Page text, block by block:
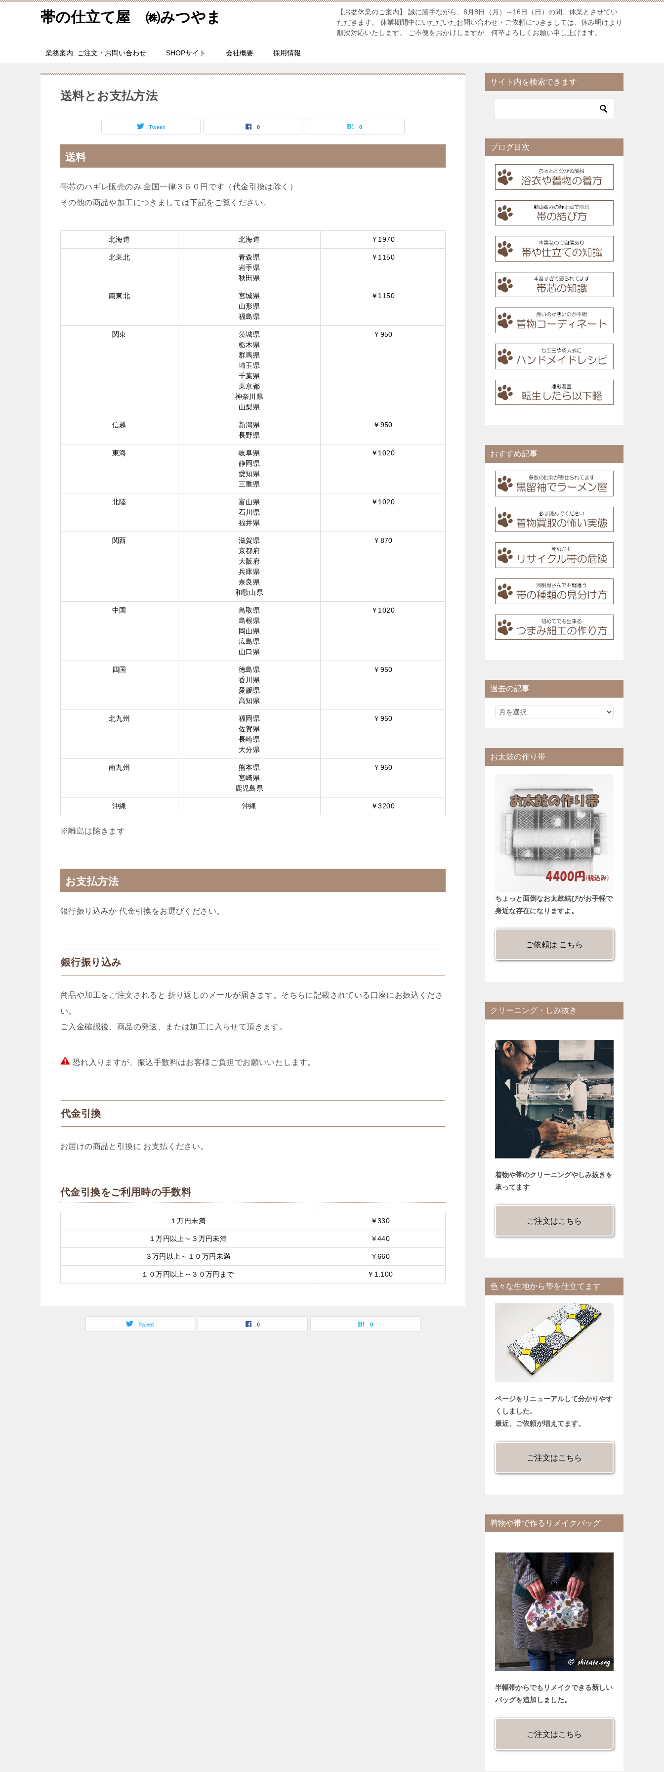
帯の仕立て屋 ㈱みつやま
【お盆休業のご案内】 誠に勝手ながら、8月8日（月）～16日（日）の間、休業とさせてい
ただきます。 休業期間中にいただいたお問い合わせ・ご依頼につきましては、休み明けより
順次対応いたします。 ご不便をおかけしますが、何卒よろしくお願い申し上げます。
業務案内. ご注文・お問い合わせ SHOPサイト 会社概要 採用情報
送料とお支払方法
Tweet 0 0
送料
帯芯のハギレ販売のみ 全国一律３６０円です（代金引換は除く）
その他の商品や加工につきましては下記をご覧ください。
北海道 北海道 ￥1970
北東北
青森県
岩手県
秋田県
￥1150
南東北
宮城県
山形県
福島県
￥1150
関東
茨城県
栃木県
群馬県
埼玉県
千葉県
東京都
神奈川県
山梨県
￥950
信越
新潟県
長野県
￥950
東海
岐阜県
静岡県
愛知県
三重県
￥1020
北陸
富山県
石川県
福井県
￥1020
関西
滋賀県
京都府
大阪府
兵庫県
奈良県
和歌山県
￥870
中国
鳥取県
島根県
岡山県
広島県
山口県
￥1020
四国
徳島県
香川県
愛媛県
高知県
￥950
北九州
福岡県
佐賀県
長崎県
大分県
￥950
南九州
熊本県
宮崎県
鹿児島県
￥950
沖縄 沖縄 ￥3200
※離島は除きます
お支払方法
銀行振り込みか 代金引換をお選びください。
銀行振り込み
商品や加工をご注文されると 折り返しのメールが届きます。そちらに記載されている口座にお振込くださ
い。
ご入金確認後、商品の発送、または加工に入らせて頂きます。
恐れ入りますが、振込手数料はお客様ご負担でお願いいたします。
代金引換
お届けの商品と引換に お支払ください。
代金引換をご利用時の手数料
１万円未満 ￥330
１万円以上～３万円未満 ￥440
３万円以上～１０万円未満 ￥660
１０万円以上～３０万円まで ￥1.100
Tweet 0 0
サイト内を検索できます
ブログ目次
おすすめ記事
過去の記事
お太鼓の作り帯
ちょっと面倒なお太鼓結びがお手軽で
身近な存在になりますよ。
ご依頼は こちら
クリーニング・しみ抜き
着物や帯のクリーニングやしみ抜きを
承ってます
ご注文はこちら
色々な生地から帯を仕立てます
ページをリニューアルして分かりやす
くしました。
最近、ご依頼が増えてます。
ご注文はこちら
着物や帯で作るリメイクバッグ
半幅帯からでもリメイクできる新しい
バッグを追加しました。
ご注文はこちら